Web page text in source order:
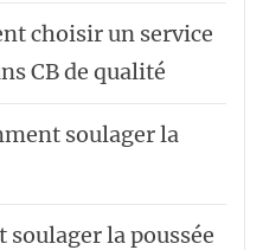
choisir un service
CB de qualité
soulager la
soulager la poussée